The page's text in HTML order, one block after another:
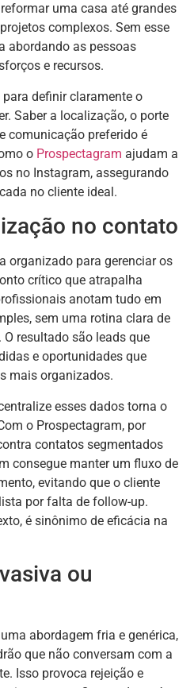
uma casa até grandes
complexos. Sem esse
abordando as pessoas
e recursos.
definir claramente o
Saber a localização, o porte
comunicação preferido é
o Prospectagram ajudam a
no Instagram, assegurando
no cliente ideal.
no contato
organizado para gerenciar os
crítico que atrapalha
anotam tudo em
sem uma rotina clara de
resultado são leads que
e oportunidades que
mais organizados.
esses dados torna o
o Prospectagram, por
contatos segmentados
consegue manter um fluxo de
evitando que o cliente
por falta de follow-up.
é sinônimo de eficácia na
ou
abordagem fria e genérica,
que não conversam com a
Isso provoca rejeição e